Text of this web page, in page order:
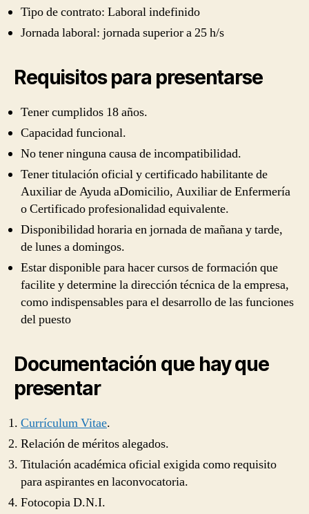
Tipo de contrato: Laboral indefinido
Jornada laboral: jornada superior a 25 h/s
Requisitos para presentarse
Tener cumplidos 18 años.
Capacidad funcional.
No tener ninguna causa de incompatibilidad.
Tener titulación oficial y certificado habilitante de
Auxiliar de Ayuda aDomicilio, Auxiliar de Enfermería
o Certificado profesionalidad equivalente.
Disponibilidad horaria en jornada de mañana y tarde,
de lunes a domingos.
Estar disponible para hacer cursos de formación que
facilite y determine la dirección técnica de la empresa,
como indispensables para el desarrollo de las funciones
del puesto
Documentación que hay que
presentar
Currículum Vitae.
Relación de méritos alegados.
Titulación académica oficial exigida como requisito
para aspirantes en laconvocatoria.
Fotocopia D.N.I.